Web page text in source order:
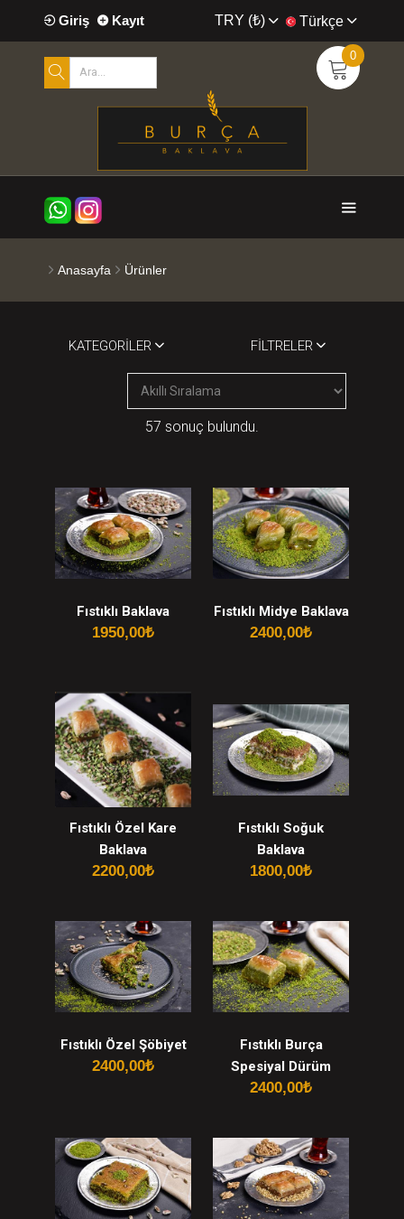
Giriş Kayıt TRY (₺) Türkçe
0
Anasayfa Ürünler
KATEGORILER FILTRELER
57 sonuç bulundu.
Fıstıklı Baklava
1950,00₺
Fıstıklı Midye Baklava
2400,00₺
Fıstıklı Özel Kare
Baklava
2200,00₺
Fıstıklı Soğuk
Baklava
1800,00₺
Fıstıklı Özel Şöbiyet
2400,00₺
Fıstıklı Burça
Spesiyal Dürüm
2400,00₺